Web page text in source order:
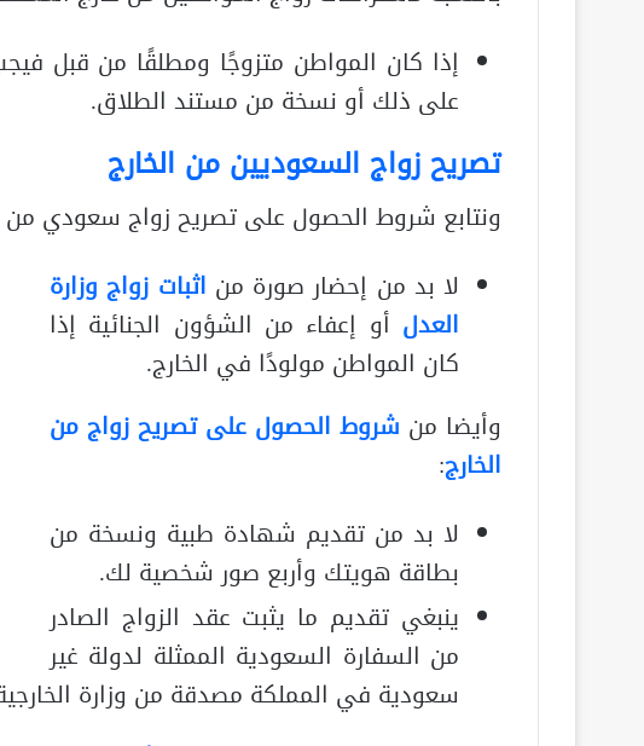
إذا كان المواطن متزوجًا ومطلقًا من قبل
على ذلك أو نسخة من مستند الطلاق.
تصريح زواج السعوديين من الخارج
ونتابع شروط الحصول على تصريح زواج سعودي من
لا بد من إحضار صورة من اثبات زواج وزارة
العدل أو إعفاء من الشؤون الجنائية إذا
كان المواطن مولودًا في الخارج.
وأيضا من شروط الحصول على تصريح زواج من
الخارج:
لا بد من تقديم شهادة طبية ونسخة من
بطاقة هويتك وأربع صور شخصية لك.
ينبغي تقديم ما يثبت عقد الزواج الصادر
من السفارة السعودية الممثلة لدولة غير
سعودية في المملكة مصدقة من وزارة